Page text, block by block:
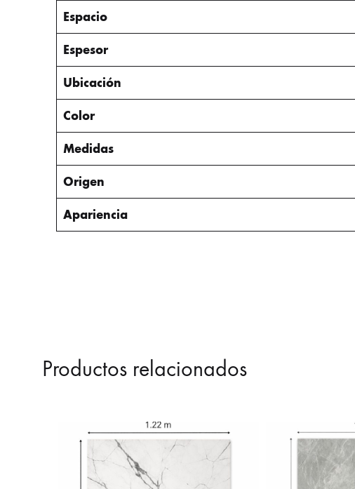
Espacio
Espesor
Ubicación
Color
Medidas
Origen
Apariencia
Productos relacionados